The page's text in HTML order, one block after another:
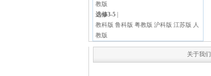
教版
选修3-5
教科版 鲁科版 粤教版 沪科版 江苏版 人
教版
关于我们